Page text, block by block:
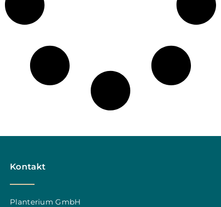
Kontakt
Planterium GmbH